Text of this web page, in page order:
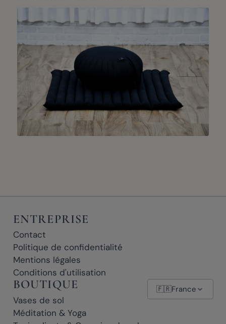
ENTREPRISE
Contact
Politique de confidentialité
Mentions légales
Conditions d'utilisation
BOUTIQUE
Vases de sol
Méditation & Yoga
🇫🇷France